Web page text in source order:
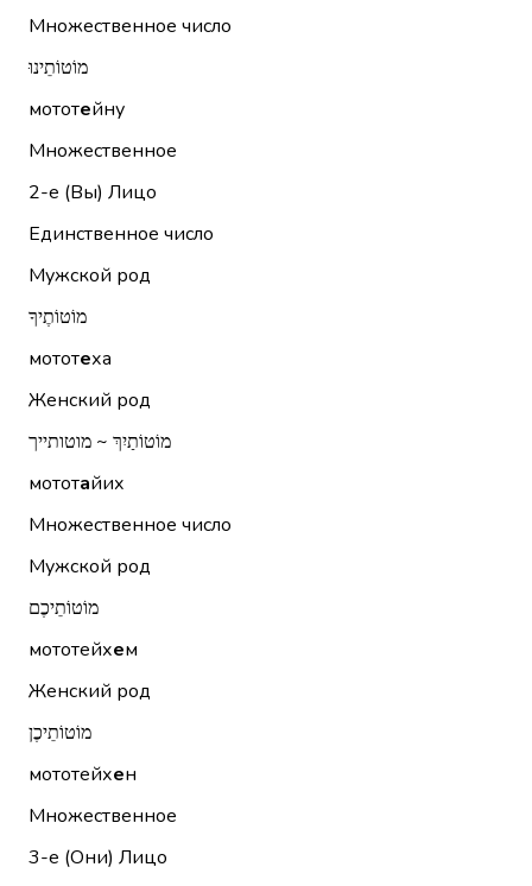
Множественное число
מוֹטוֹתֵינוּ
мототейну
Множественное
2-е (Вы) Лицо
Единственное число
Мужской род
מוֹטוֹתֶיךָ
мототеха
Женский род
מוֹטוֹתַיִךְ ~ מוטותייך
мототайих
Множественное число
Мужской род
מוֹטוֹתֵיכֶם
мототейхем
Женский род
מוֹטוֹתֵיכֶן
мототейхен
Множественное
3-е (Они) Лицо